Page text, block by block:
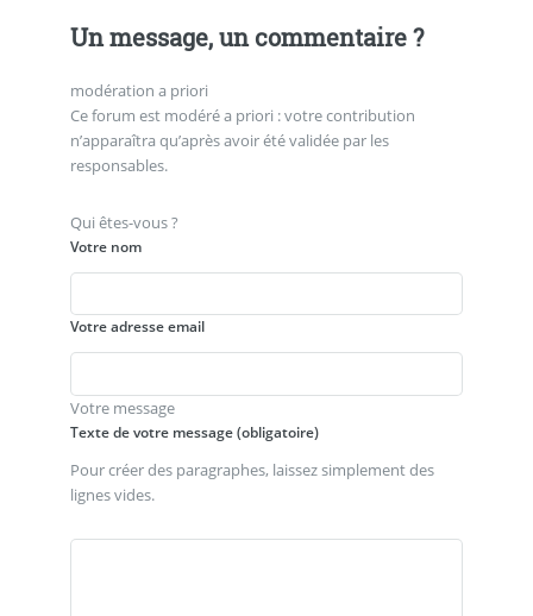
Un message, un commentaire ?
modération a priori
Ce forum est modéré a priori : votre contribution
n’apparaîtra qu’après avoir été validée par les
responsables.
Qui êtes-vous ?
Votre nom
Votre adresse email
Votre message
Texte de votre message (obligatoire)
Pour créer des paragraphes, laissez simplement des
lignes vides.